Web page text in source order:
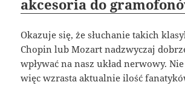
akcesoria do
Okazuje się, że słuchanie takich
Chopin lub Mozart nadzwyczaj
wpływać na nasz układ nerwowy.
więc wzrasta aktualnie ilość